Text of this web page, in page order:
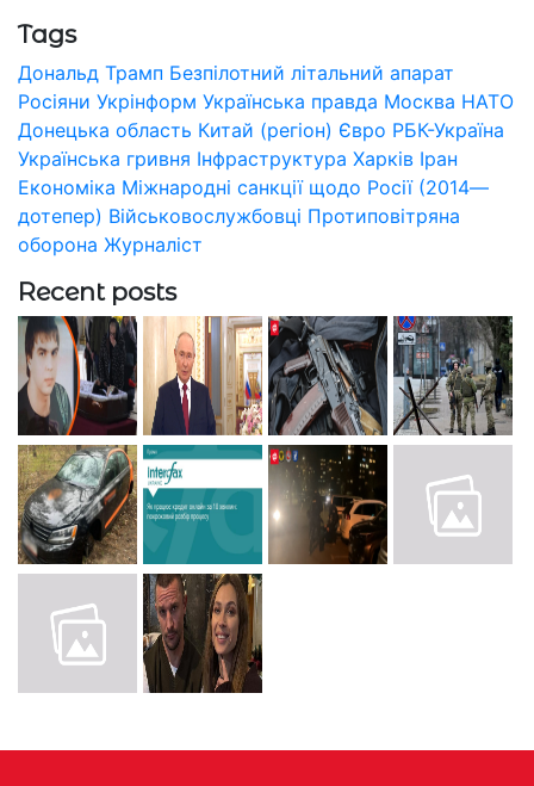
Tags
Дональд Трамп Безпілотний літальний апарат
Росіяни Укрінформ Українська правда Москва НАТО
Донецька область Китай (регіон) Євро РБК-Україна
Українська гривня Інфраструктура Харків Іран
Економіка Міжнародні санкції щодо Росії (2014—
дотепер) Військовослужбовці Протиповітряна
оборона Журналіст
Recent posts